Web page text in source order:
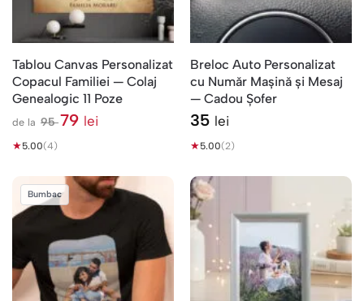
Tablou Canvas Personalizat
Copacul Familiei — Colaj
Genealogic 11 Poze
de la 95
e
79 lei
★5.00(4)
Breloc Auto Personalizat
cu Număr Mașină și Mesaj
— Cadou Șofer
35 lei
★5.00(2)
Bumbac